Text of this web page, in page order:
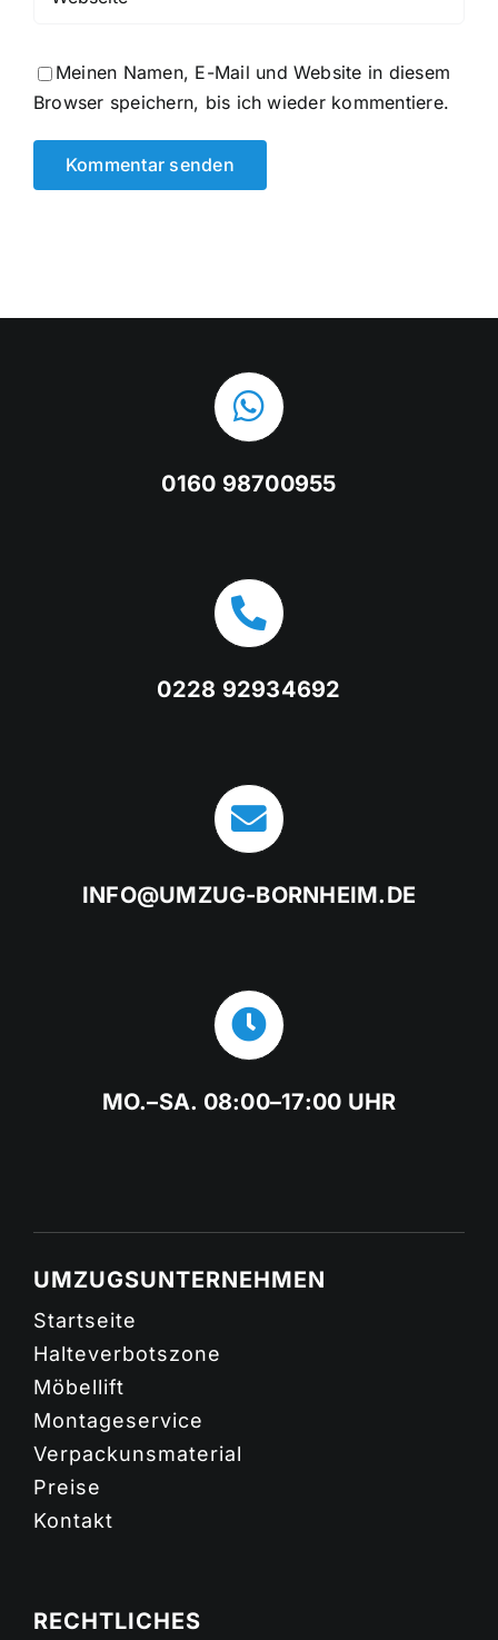
Meinen Namen, E-Mail und Website in diesem
Browser speichern, bis ich wieder kommentiere.
0160 98700955
0228 92934692
INFO@UMZUG-BORNHEIM.DE
MO.–SA. 08:00–17:00 UHR
UMZUGSUNTERNEHMEN
Startseite
Halteverbotszone
Möbellift
Montageservice
Verpackunsmaterial
Preise
Kontakt
RECHTLICHES